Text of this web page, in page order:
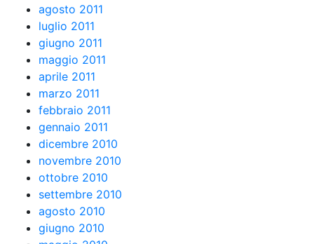
agosto 2011
luglio 2011
giugno 2011
maggio 2011
aprile 2011
marzo 2011
febbraio 2011
gennaio 2011
dicembre 2010
novembre 2010
ottobre 2010
settembre 2010
agosto 2010
giugno 2010